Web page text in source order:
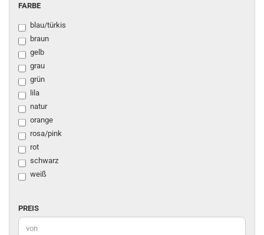
FARBE
FARBE
blau/türkis
braun
gelb
grau
grün
lila
natur
orange
rosa/pink
rot
schwarz
weiß
PREIS
PREIS
Preis bis